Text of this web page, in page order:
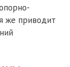
же приводит